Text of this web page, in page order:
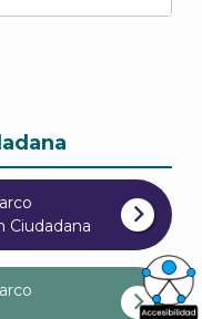
Ciudadana